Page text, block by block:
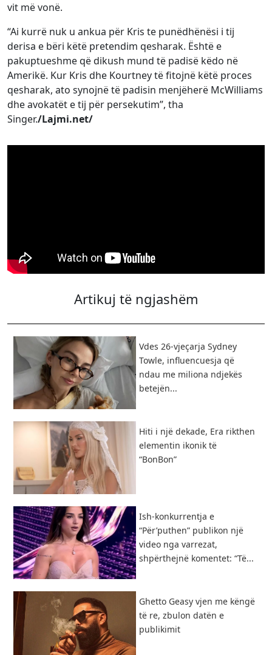
vit më vonë.
“Ai kurrë nuk u ankua për Kris te punëdhënësi i tij
derisa e bëri këtë pretendim qesharak. Është e
pakuptueshme që dikush mund të padisë këdo në
Amerikë. Kur Kris dhe Kourtney të fitojnë këtë proces
qesharak, ato synojnë të padisin menjëherë McWilliams
dhe avokatët e tij për persekutim”, tha
Singer./Lajmi.net/
Artikuj të ngjashëm
Vdes 26-vjeçarja Sydney
Towle, influencuesja që
ndau me miliona ndjekës
betejën...
Hiti i një dekade, Era rikthen
elementin ikonik të
“BonBon”
Ish-konkurrentja e
“Për’puthen” publikon një
video nga varrezat,
shpërthejnë komentet: “Të...
Ghetto Geasy vjen me këngë
të re, zbulon datën e
publikimit